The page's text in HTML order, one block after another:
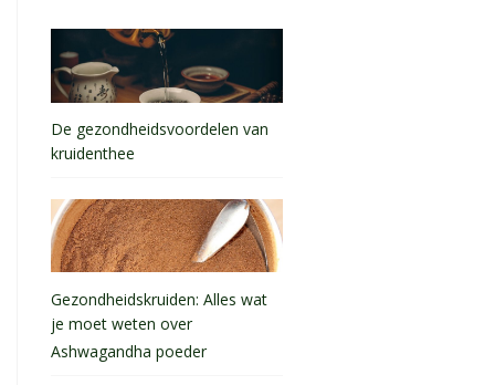
De gezondheidsvoordelen van
kruidenthee
Gezondheidskruiden: Alles wat
je moet weten over
Ashwagandha poeder